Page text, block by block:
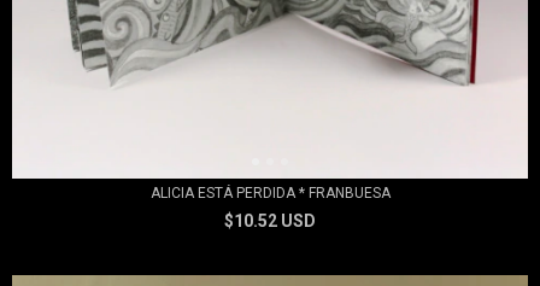
ALICIA ESTÁ PERDIDA * FRANBUESA
$10.52 USD